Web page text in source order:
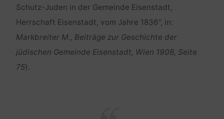
Schutz-Juden in der Gemeinde Eisenstadt,
Herrschaft Eisenstadt, vom Jahre 1836”, in:
Markbreiter M., Beiträge zur Geschichte der
jüdischen Gemeinde Eisenstadt, Wien 1908, Seite
75).